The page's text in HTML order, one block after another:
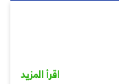
اقرأ المزيد